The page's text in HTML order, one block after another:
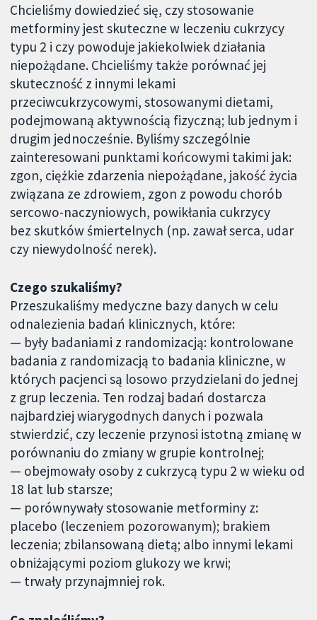
Chcieliśmy dowiedzieć się, czy stosowanie
metforminy jest skuteczne w leczeniu cukrzycy
typu 2 i czy powoduje jakiekolwiek działania
niepożądane. Chcieliśmy także porównać jej
skuteczność z innymi lekami
przeciwcukrzycowymi, stosowanymi dietami,
podejmowaną aktywnością fizyczną; lub jednym i
drugim jednocześnie. Byliśmy szczególnie
zainteresowani punktami końcowymi takimi jak:
zgon, ciężkie zdarzenia niepożądane, jakość życia
związana ze zdrowiem, zgon z powodu chorób
sercowo-naczyniowych, powikłania cukrzycy
bez skutków śmiertelnych (np. zawał serca, udar
czy niewydolność nerek).
Czego szukaliśmy?
Przeszukaliśmy medyczne bazy danych w celu
odnalezienia badań klinicznych, które:
— były badaniami z randomizacją: kontrolowane
badania z randomizacją to badania kliniczne, w
których pacjenci są losowo przydzielani do jednej
z grup leczenia. Ten rodzaj badań dostarcza
najbardziej wiarygodnych danych i pozwala
stwierdzić, czy leczenie przynosi istotną zmianę w
porównaniu do zmiany w grupie kontrolnej;
— obejmowały osoby z cukrzycą typu 2 w wieku od
18 lat lub starsze;
— porównywały stosowanie metforminy z:
placebo (leczeniem pozorowanym); brakiem
leczenia; zbilansowaną dietą; albo innymi lekami
obniżającymi poziom glukozy we krwi;
— trwały przynajmniej rok.